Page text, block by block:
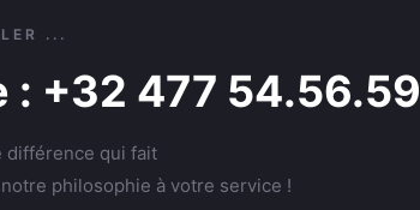
...
: +32 477 54.56.59
différence qui fait
philosophie à votre service !